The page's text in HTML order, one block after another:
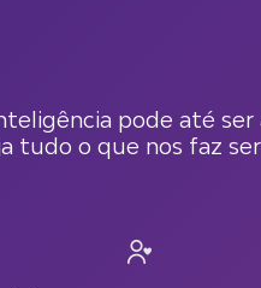
pode até ser
tudo o que nos faz